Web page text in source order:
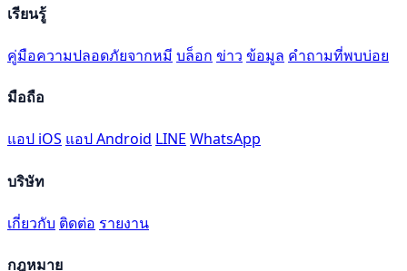
เรียนรู้
คู่มือความปลอดภัยจากหมี บล็อก ข่าว ข้อมูล คำถามที่พบบ่อย
มือถือ
แอป iOS แอป Android LINE WhatsApp
บริษัท
เกี่ยวกับ ติดต่อ รายงาน
กฎหมาย